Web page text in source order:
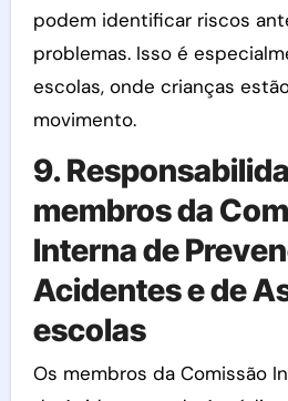
podem identificar riscos
problemas. Isso é
escolas, onde crianças
movimento.
9.
membros da
Interna de
Acidentes e de
escolas
Os membros da Comissão